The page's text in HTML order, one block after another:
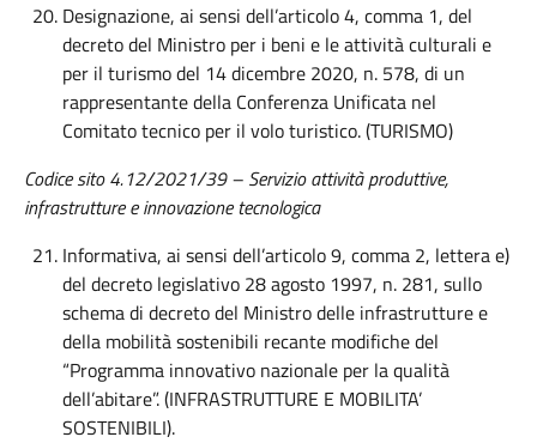
Designazione, ai sensi dell’articolo 4, comma 1, del
decreto del Ministro per i beni e le attività culturali e
per il turismo del 14 dicembre 2020, n. 578, di un
rappresentante della Conferenza Unificata nel
Comitato tecnico per il volo turistico. (TURISMO)
Codice sito 4.12/2021/39 – Servizio attività produttive,
infrastrutture e innovazione tecnologica
Informativa, ai sensi dell’articolo 9, comma 2, lettera e)
del decreto legislativo 28 agosto 1997, n. 281, sullo
schema di decreto del Ministro delle infrastrutture e
della mobilità sostenibili recante modifiche del
“Programma innovativo nazionale per la qualità
dell’abitare”. (INFRASTRUTTURE E MOBILITA’
SOSTENIBILI).